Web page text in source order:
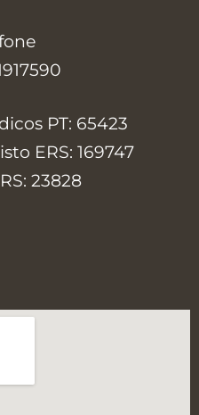
PT: 65423
ERS: 169747
23828